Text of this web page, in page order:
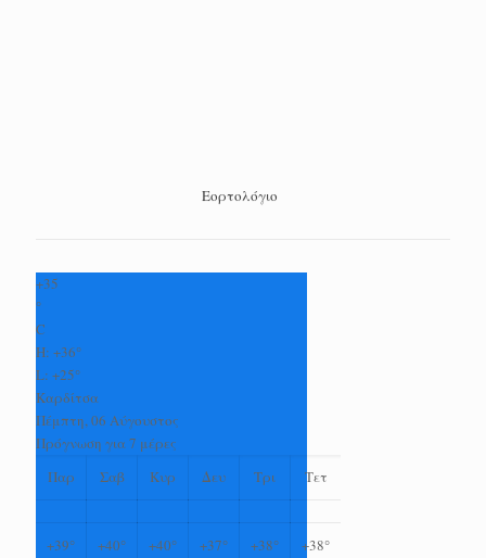
Εορτολόγιο
+35
°
C
H: +36°
L: +25°
Καρδίτσα
Πέμπτη, 06 Αύγουστος
Πρόγνωση για 7 μέρες
Παρ
Σαβ Κυρ Δευ Τρι Τετ
+39° +40° +40° +37° +38° +38°